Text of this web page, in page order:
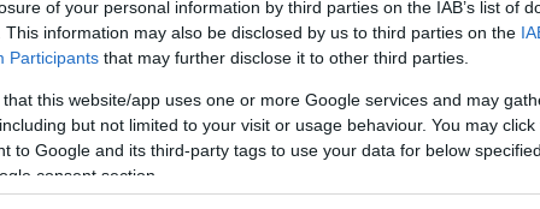
of your personal information by third parties on the IAB’s list of
This information may also be disclosed by us to third parties on the
Participants that may further disclose it to other third parties.
that this website/app uses one or more Google services and may
but not limited to your visit or usage behaviour. You may
to Google and its third-party tags to use your data for below
consent section.
di attingere ai giocatori della squadra
in vista dell’incontro di sabato contro
di richiedere al club due nuovi
per il mercato di gennaio. Invece di
a vari motivi, il mister ha evidenziato